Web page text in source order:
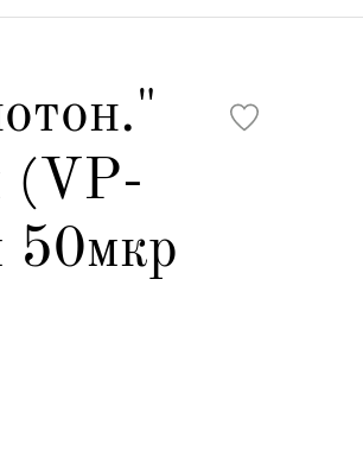
(VP-
50мкр